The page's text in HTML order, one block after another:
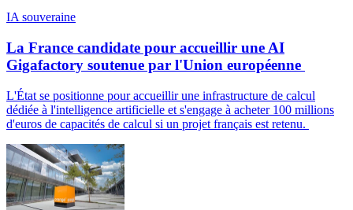
IA souveraine
La France candidate pour accueillir une AI
Gigafactory soutenue par l'Union européenne
L'État se positionne pour accueillir une infrastructure de calcul
dédiée à l'intelligence artificielle et s'engage à acheter 100 millions
d'euros de capacités de calcul si un projet français est retenu.